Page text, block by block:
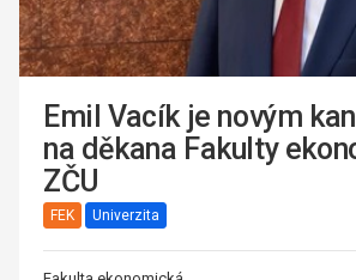
Emil Vacík je novým
na děkana Fakulty
ZČU
FEK Univerzita